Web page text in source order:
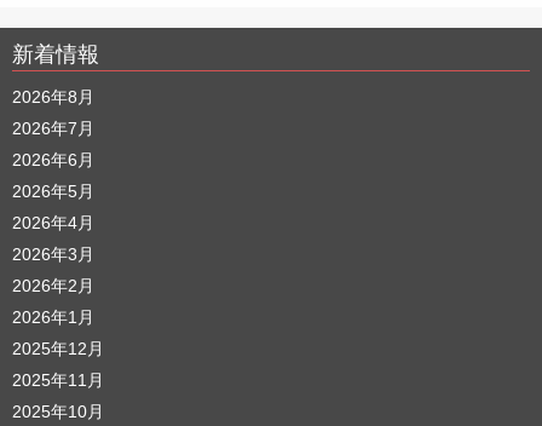
新着情報
2026年8月
2026年7月
2026年6月
2026年5月
2026年4月
2026年3月
2026年2月
2026年1月
2025年12月
2025年11月
2025年10月